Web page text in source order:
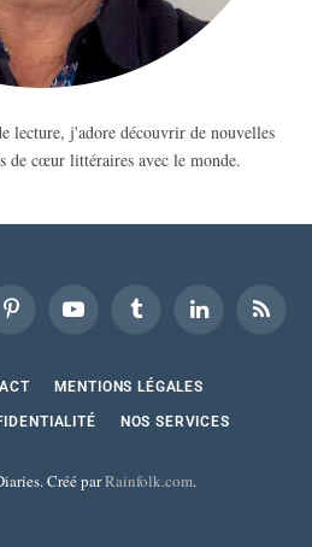
lecture, j'adore découvrir de nouvelles
de cœur littéraires avec le monde.
Pinterest YouTube Tumblr LinkedInRSS
MENTIONS LÉGALES
NOS SERVICES
Créé parRainfolk.com.